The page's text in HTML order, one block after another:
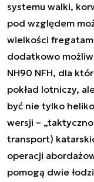
systemu walki,
pod względem
wielkości
dodatkowo
NH90 NFH, dla
pokład lotniczy,
być nie tylko
wersji –
transport)
operacji
pomogą dwie